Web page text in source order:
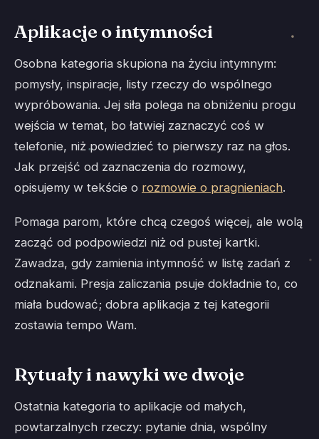
Aplikacje o intymności
Osobna kategoria skupiona na życiu intymnym:
pomysły, inspiracje, listy rzeczy do wspólnego
wypróbowania. Jej siła polega na obniżeniu progu
wejścia w temat, bo łatwiej zaznaczyć coś w
telefonie, niż powiedzieć to pierwszy raz na głos.
Jak przejść od zaznaczenia do rozmowy,
opisujemy w tekście o rozmowie o pragnieniach.
Pomaga parom, które chcą czegoś więcej, ale wolą
zacząć od podpowiedzi niż od pustej kartki.
Zawadza, gdy zamienia intymność w listę zadań z
odznakami. Presja zaliczania psuje dokładnie to, co
miała budować; dobra aplikacja z tej kategorii
zostawia tempo Wam.
Rytuały i nawyki we dwoje
Ostatnia kategoria to aplikacje od małych,
powtarzalnych rzeczy: pytanie dnia, wspólny